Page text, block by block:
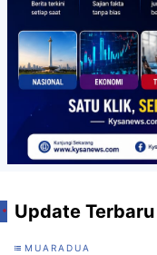
Update Terbaru
MUARADUA